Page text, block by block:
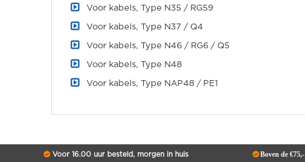
Voor kabels, Type N35 / RG59
Voor kabels, Type N37 / Q4
Voor kabels, Type N46 / RG6 / Q5
Voor kabels, Type N48
Voor kabels, Type NAP48 / PE1
Voor 16.00 uur besteld, morgen in huis Boven de €75,-